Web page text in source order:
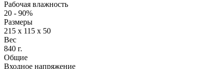
Рабочая влажность
20 - 90%
Размеры
215 х 115 х 50
Вес
840 г.
Общие
Входное напряжение